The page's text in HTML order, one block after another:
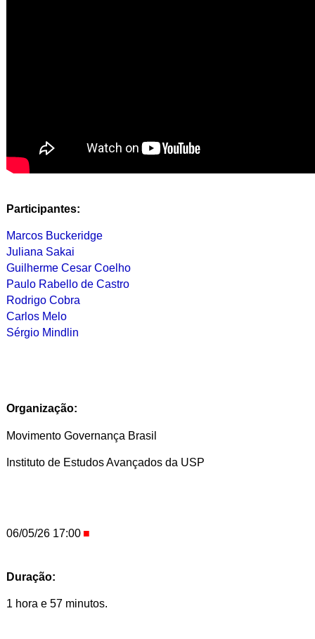
Participantes:
Marcos Buckeridge
Juliana Sakai
Guilherme Cesar Coelho
Paulo Rabello de Castro
Rodrigo Cobra
Carlos Melo
Sérgio Mindlin
Organização:
Movimento Governança Brasil
Instituto de Estudos Avançados da USP
06/05/26 17:00
Duração:
1 hora e 57 minutos.